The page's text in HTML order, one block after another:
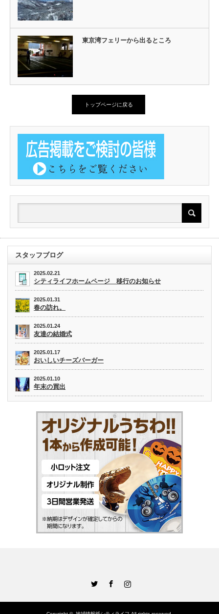
東京湾フェリーから出るところ
トップページに戻る
スタッフブログ
2025.02.21
シティライフホームページ 移行のお知らせ
2025.01.31
春の訪れ。
2025.01.24
友達の結婚式
2025.01.17
おいしいチーズバーガー
2025.01.10
年末の買出